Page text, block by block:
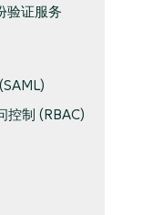
验证服务
控制 (RBAC)